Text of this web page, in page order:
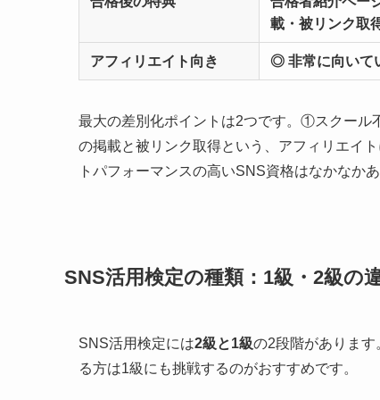
載・被リンク取
アフィリエイト向き ◎ 非常に向いて
最大の差別化ポイントは2つです。①スクー
の掲載と被リンク取得という、アフィリエイ
トパフォーマンスの高いSNS資格はなかなかあ
SNS活用検定の種類：1級・2級の
SNS活用検定には2級と1級の2段階がありま
る方は1級にも挑戦するのがおすすめです。